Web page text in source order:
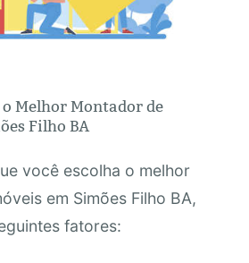
Melhor Montador de
Filho BA
você escolha o melhor
em Simões Filho BA,
fatores: